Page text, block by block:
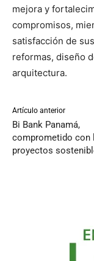
mejora y
compromisos,
satisfacción de
reformas, diseño
arquitectura.
Artículo anterior
Bi Bank Panamá,
comprometido con
proyectos